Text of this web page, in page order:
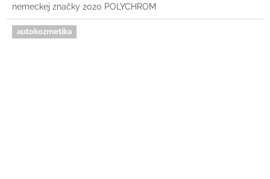
nemeckej značky 2020 POLYCHROM
autokozmetika